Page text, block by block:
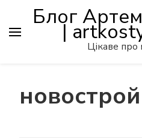
Блог
|
Цікаве про